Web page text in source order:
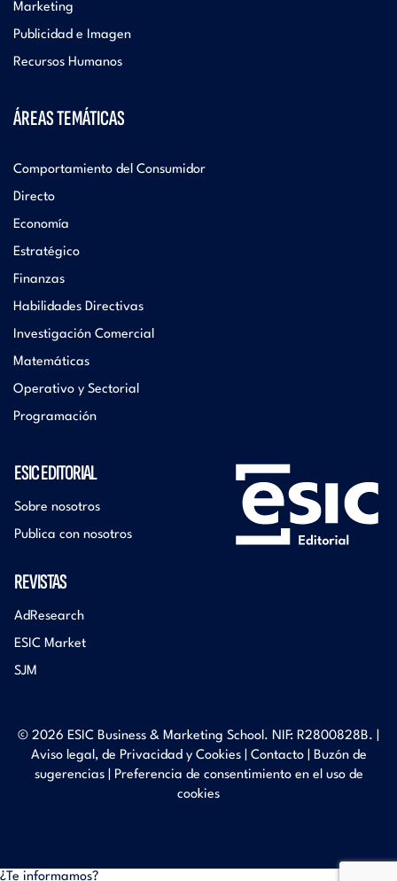
Marketing
Publicidad e Imagen
Recursos Humanos
ÁREAS TEMÁTICAS
Comportamiento del Consumidor
Directo
Economía
Estratégico
Finanzas
Habilidades Directivas
Investigación Comercial
Matemáticas
Operativo y Sectorial
Programación
ESIC EDITORIAL
Sobre nosotros
Publica con nosotros
REVISTAS
AdResearch
ESIC Market
SJM
© 2026 ESIC Business & Marketing School. NIF: R2800828B. |
Aviso legal, de Privacidad y Cookies| Contacto| Buzón de
sugerencias| Preferencia de consentimiento en el uso de
cookies
¿Te informamos?